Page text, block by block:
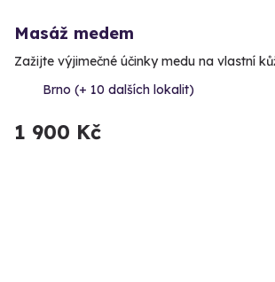
Masáž medem
Zažijte výjimečné účinky medu na vlastní
Brno (+ 10 dalších lokalit)
1 900 Kč